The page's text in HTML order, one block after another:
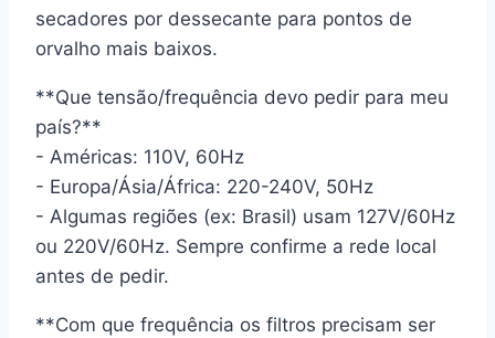
secadores por dessecante para pontos de
orvalho mais baixos.
**Que tensão/frequência devo pedir para meu
país?**
- Américas: 110V, 60Hz
- Europa/Ásia/África: 220-240V, 50Hz
- Algumas regiões (ex: Brasil) usam 127V/60Hz
ou 220V/60Hz. Sempre confirme a rede local
antes de pedir.
**Com que frequência os filtros precisam ser